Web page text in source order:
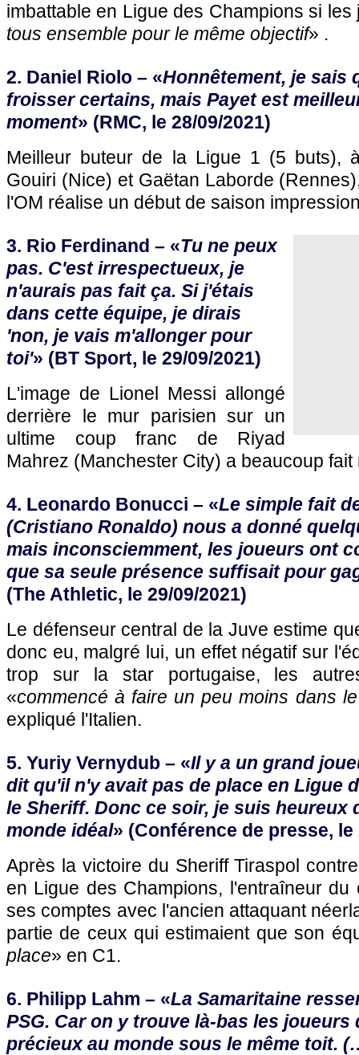
imbattable en Ligue des Champions si les
tous ensemble pour le même objectif» .
2. Daniel Riolo – «Honnêtement, je sais
froisser certains, mais Payet est
moment» (RMC, le 28/09/2021)
Meilleur buteur de la Ligue 1 (5 buts),
Gouiri (Nice) et Gaëtan Laborde
l'OM réalise un début de saison
3. Rio Ferdinand – «Tu ne peux
pas. C'est irrespectueux, je
n'aurais pas fait ça. Si j'étais
dans cette équipe, je dirais
'non, je vais m'allonger pour
toi'» (BT Sport, le 29/09/2021)
L'image de Lionel Messi allongé
derrière le mur parisien sur un
ultime coup franc de Riyad
Mahrez (Manchester City) a beaucoup fait
4. Leonardo Bonucci – «Le simple fait
(Cristiano Ronaldo) nous a donné
mais inconsciemment, les joueurs ont
que sa seule présence suffisait pour
(The Athletic, le 29/09/2021)
Le défenseur central de la Juve estime
donc eu, malgré lui, un effet négatif sur
trop sur la star portugaise, les
«commencé à faire un peu moins dans
expliqué l'Italien.
5. Yuriy Vernydub – «Il y a un grand
dit qu'il n'y avait pas de place en Ligue
le Sheriff. Donc ce soir, je suis heureux
monde idéal» (Conférence de presse, le
Après la victoire du Sheriff Tiraspol
en Ligue des Champions, l'entraîneur
ses comptes avec l'ancien attaquant
partie de ceux qui estimaient que son
place» en C1.
6. Philipp Lahm – «La Samaritaine
PSG. Car on y trouve là-bas les
précieux au monde sous le même toit.